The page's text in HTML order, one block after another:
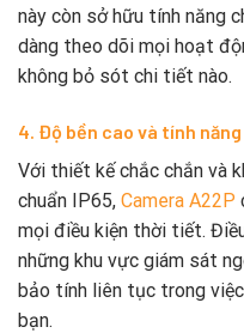
này còn sở hữu tính năng
dàng theo dõi mọi hoạt
không bỏ sót chi tiết nào.
4. Độ bền cao và tính
Với thiết kế chắc chắn và
chuẩn IP65, Camera A22P
mọi điều kiện thời tiết.
những khu vực giám sát
bảo tính liên tục trong
bạn.